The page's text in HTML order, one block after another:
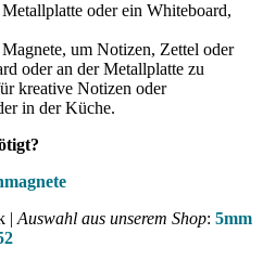
oder ein Whiteboard,
um Notizen, Zettel oder
oder an der Metallplatte zu
kreative Notizen oder
in der Küche.
| Auswahl aus unserem Shop: 5mm